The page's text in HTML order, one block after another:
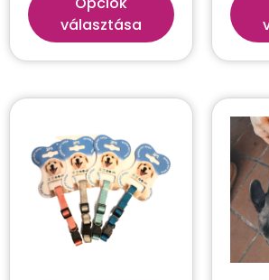
választása
Ruha
Vitaminok
Arany
Átlátszó
Avokádó
Barack